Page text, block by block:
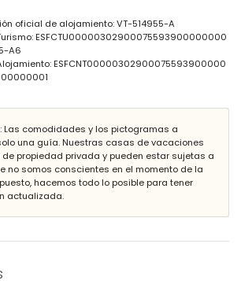
césped
a 500 metros del apartamento
El Altet (Alicante) (a menos de 100
más cercano: Manises (Valencia) (más de 100
autobús a menos de 100 metros
incluidos en el precio del alquiler del
oficial de alojamiento: VT-514955-A
ESFCTU00000302900075593900000000
A6
ESFCNT00000302900075593900000
Las comodidades y los pictogramas a
una guía. Nuestras casas de vacaciones
propiedad privada y pueden estar sujetas a
no somos conscientes en el momento de la
hacemos todo lo posible para tener
actualizada.